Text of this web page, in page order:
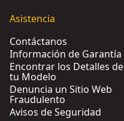
Asistencia
Contáctanos
Información de Garantía
Encontrar los Detalles de
tu Modelo
Denuncia un Sitio Web
Fraudulento
Avisos de Seguridad